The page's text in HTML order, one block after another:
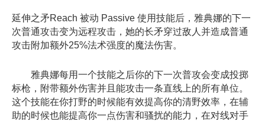
延伸之矛Reach 被动 Passive 使用技能后，雅典娜的下一
次普通攻击变为远程攻击，她的长矛穿过敌人并造成普通
攻击附加额外25%法术强度的魔法伤害。
雅典娜每用一个技能之后你的下一次普攻会变成投掷
标枪，附带额外伤害并且能攻击一条直线上的所有单位。
这个技能在你打野的时候能有效提高你的清野效率，在辅
助的时候也能提高你一点伤害和骚扰的能力，在对线对手